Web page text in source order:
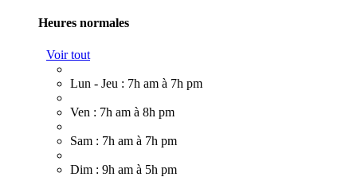
Heures normales
Voir tout
Lun - Jeu : 7h am à 7h pm
Ven : 7h am à 8h pm
Sam : 7h am à 7h pm
Dim : 9h am à 5h pm